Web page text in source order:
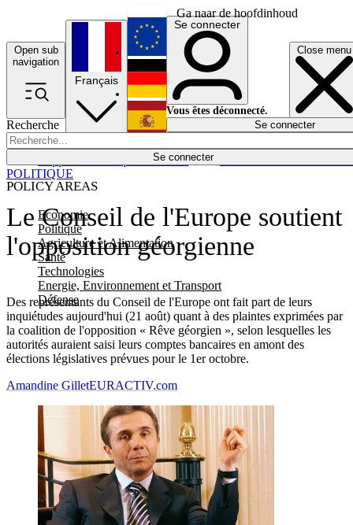
Ga naar de hoofdinhoud
Open sub
navigation
Close menu
Recherche
Se connecter
POLICY AREAS
Economie
Politique
Agriculture et Alimentation
Santé
Technologies
Energie, Environnement et Transport
Défense
Économie
Français
English
Deutsch
Español
Se connecter
Vous êtes déconnecté.
Se connecter
Le Conseil de l'Europe soutient
l'opposition géorgienne
Des représentants du Conseil de l'Europe ont fait part de leurs
inquiétudes aujourd'hui (21 août) quant à des plaintes exprimées par
la coalition de l'opposition « Rêve géorgien », selon lesquelles les
autorités auraient saisi leurs comptes bancaires en amont des
élections législatives prévues pour le 1er octobre.
POLITIQUE
Amandine GilletEURACTIV.com